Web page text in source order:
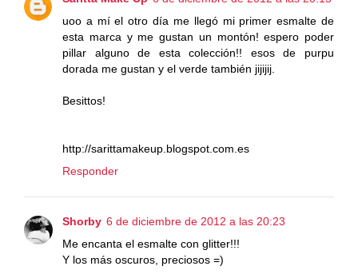
uoo a mí el otro día me llegó mi primer esmalte de
esta marca y me gustan un montón! espero poder
pillar alguno de esta colección!! esos de purpu
dorada me gustan y el verde también jijijij.
Besittos!
http://sarittamakeup.blogspot.com.es
Responder
Shorby 6 de diciembre de 2012 a las 20:23
Me encanta el esmalte con glitter!!!
Y los más oscuros, preciosos =)